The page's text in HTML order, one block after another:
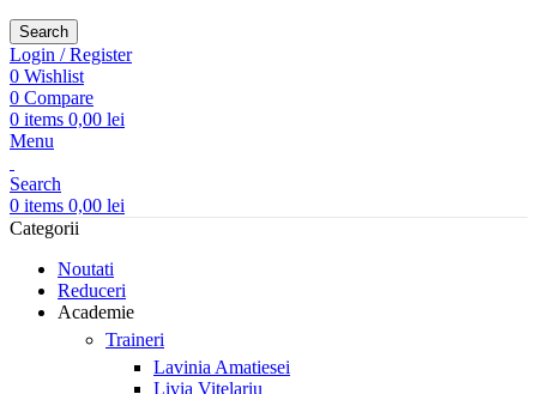
Search
Login / Register
0 Wishlist
0 Compare
0 items 0,00 lei
Menu
Search
0 items 0,00 lei
Categorii
Noutati
Reduceri
Academie
Traineri
Lavinia Amatiesei
Livia Vițelariu